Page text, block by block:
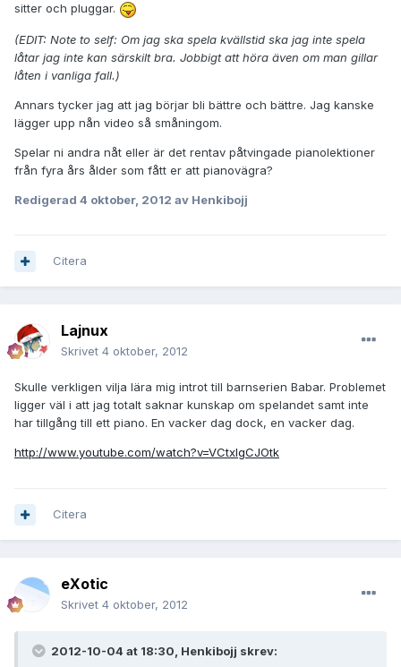
sitter och pluggar.
(EDIT: Note to self: Om jag ska spela kvällstid ska jag inte spela
låtar jag inte kan särskilt bra. Jobbigt att höra även om man gillar
låten i vanliga fall.)
Annars tycker jag att jag börjar bli bättre och bättre. Jag kanske
lägger upp nån video så småningom.
Spelar ni andra nåt eller är det rentav påtvingade pianolektioner
från fyra års ålder som fått er att pianovägra?
Redigerad 4 oktober, 2012 av Henkibojj
Citera
Lajnux
Skrivet 4 oktober, 2012
Skulle verkligen vilja lära mig introt till barnserien Babar. Problemet
ligger väl i att jag totalt saknar kunskap om spelandet samt inte
har tillgång till ett piano. En vacker dag dock, en vacker dag.
http://www.youtube.com/watch?v=VCtxIgCJOtk
Citera
eXotic
Skrivet 4 oktober, 2012
2012-10-04 at 18:30, Henkibojj skrev: